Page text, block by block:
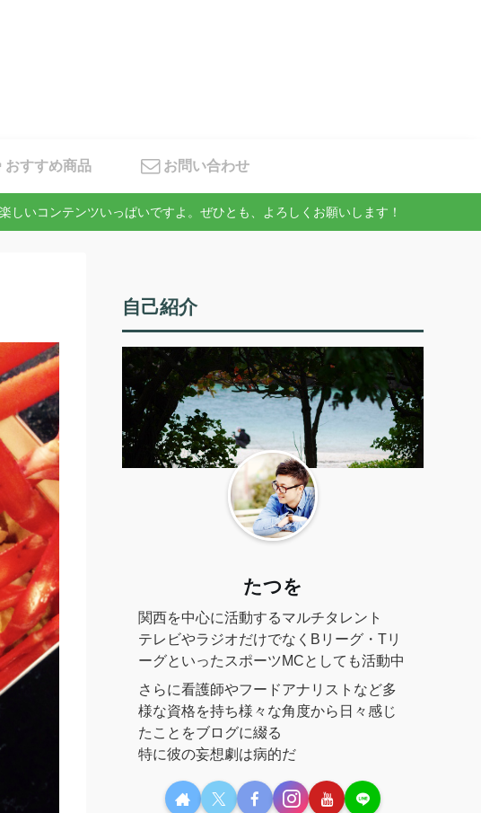
おすすめ商品 お問い合わせ
いコンテンツいっぱいですよ。ぜひとも、よろしくお願いします！
自己紹介
たつを
関西を中心に活動するマルチタレント
テレビやラジオだけでなくBリーグ・Tリ
ーグといったスポーツMCとしても活動中
さらに看護師やフードアナリストなど多
様な資格を持ち様々な角度から日々感じ
たことをブログに綴る
特に彼の妄想劇は病的だ